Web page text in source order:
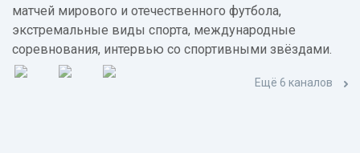
матчей мирового и отечественного футбола,
экстремальные виды спорта, международные
соревнования, интервью со спортивными звёздами.
Ещё 6 каналов